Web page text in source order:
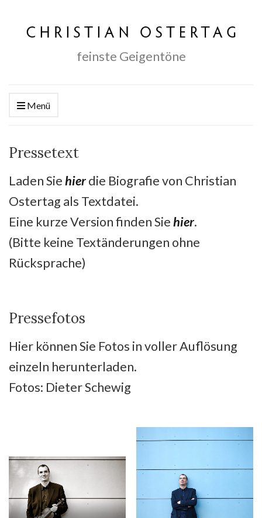
feinste Geigentöne
Menü
Pressetext
Laden Siehierdie Biografie von Christian
Ostertag als Textdatei.
Eine kurze Version finden Siehier.
(Bitte keine Textänderungen ohne
Rücksprache)
Pressefotos
Hier können Sie Fotos in voller Auflösung
einzeln herunterladen.
Fotos: Dieter Schewig